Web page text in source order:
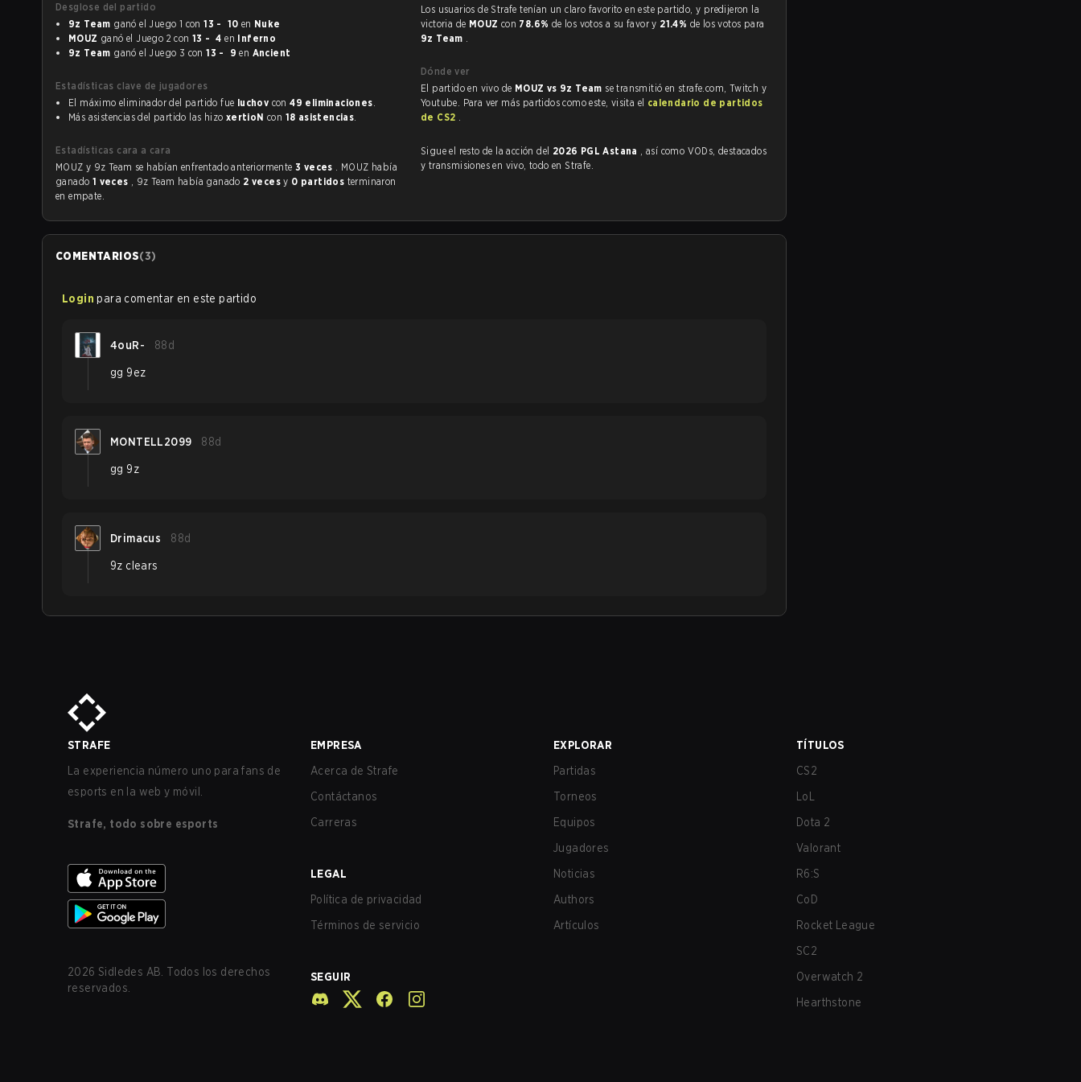
Desglose del partido
9z Team
ganó el Juego 1 con 13 - 10 en Nuke
MOUZ
ganó el Juego 2 con 13 - 4 en Inferno
9z Team
ganó el Juego 3 con 13 - 9 en Ancient
Estadísticas clave de jugadores
El máximo eliminador del partido fue luchov con49 eliminaciones.
Más asistencias del partido las hizo xertioN con 18 asistencias.
Estadísticas cara a cara
MOUZ y 9z Team se habían enfrentado anteriormente 3 veces . MOUZ había
ganado 1 veces , 9z Team había ganado 2 vecesy 0 partidos terminaron
en empate.
Los usuarios de Strafe tenían un claro favorito en este partido, y predijeron la
victoria de MOUZ con 78.6% de los votos a su favor y 21.4% de los votos para
9z Team .
Dónde ver
El partido en vivo de MOUZ vs 9z Team se transmitió en strafe.com, Twitch y
Youtube. Para ver más partidos como este, visita el calendario de partidos
de CS2 .
Sigue el resto de la acción del 2026 PGL Astana , así como VODs, destacados
y transmisiones en vivo, todo en Strafe.
COMENTARIOS(3)
Login para comentar en este partido
4ouR- 88d
gg 9ez
MONTELL2099 88d
gg 9z
Drimacus 88d
9z clears
STRAFE
La experiencia número uno para fans de
esports en la web y móvil.
Strafe, todo sobre esports
2026 Sidledes AB. Todos los derechos
reservados.
EMPRESA
Acerca de Strafe
Contáctanos
Carreras
LEGAL
Política de privacidad
Términos de servicio
SEGUIR
EXPLORAR
Partidas
Torneos
Equipos
Jugadores
Noticias
Authors
Artículos
TÍTULOS
CS2
LoL
Dota 2
Valorant
R6:S
CoD
Rocket League
SC2
Overwatch 2
Hearthstone